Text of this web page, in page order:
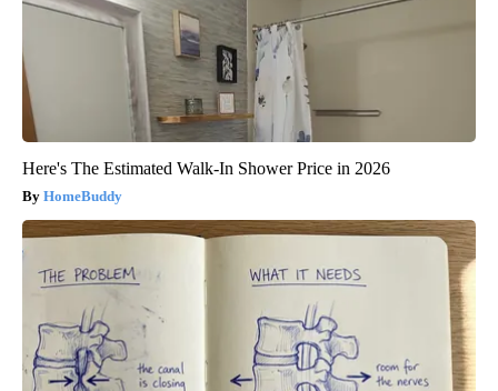
Here's The Estimated Walk-In Shower Price in 2026
HomeBuddy